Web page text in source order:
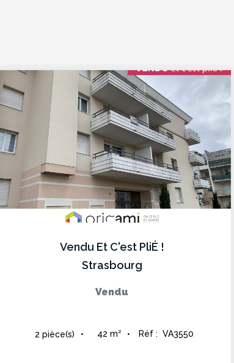
Vendu Et C'est PliÉ !
Strasbourg
Vendu
2 pièce(s) 42 m² Réf : VA3550